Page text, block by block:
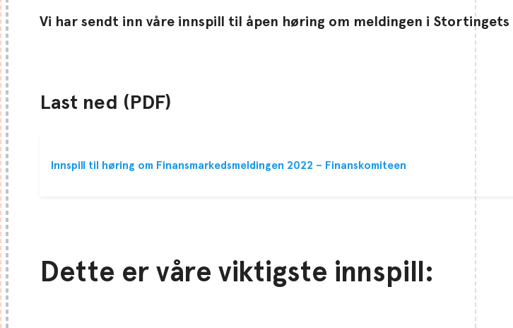
Vi har sendt inn våre innspill til åpen høring om meldingen i
Last ned (PDF)
Innspill til høring om Finansmarkedsmeldingen 2022 – Finanskomiteen
Dette er våre viktigste innspill: